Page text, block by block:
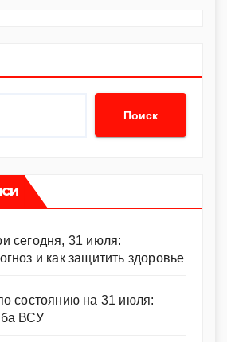
Поиск
сегодня, 31 июля:
и как защитить здоровье
состоянию на 31 июля:
ВСУ